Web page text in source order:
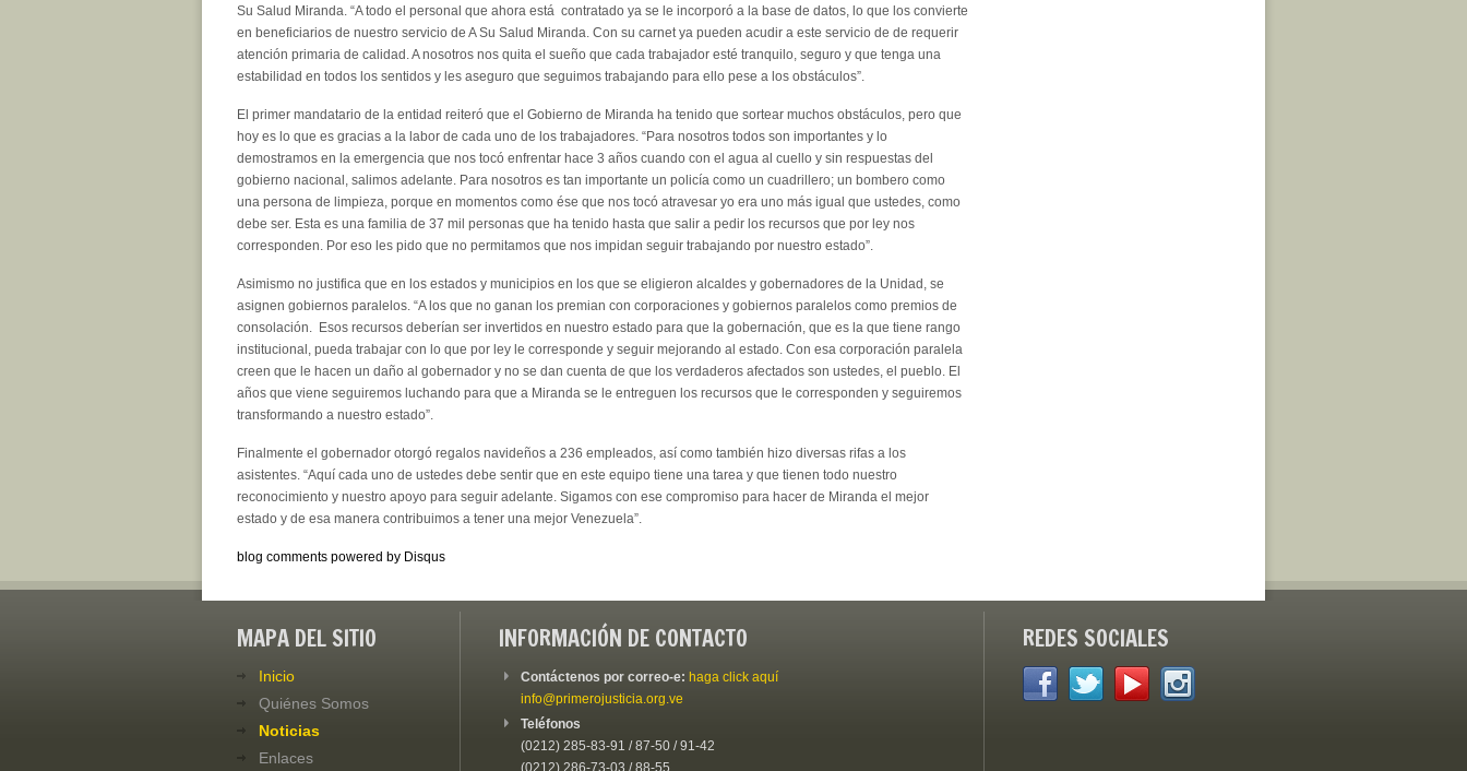
Su Salud Miranda. “A todo el personal que ahora está contratado ya se le incorporó a la base de datos, lo que los convierte
en beneficiarios de nuestro servicio de A Su Salud Miranda. Con su carnet ya pueden acudir a este servicio de de requerir
atención primaria de calidad. A nosotros nos quita el sueño que cada trabajador esté tranquilo, seguro y que tenga una
estabilidad en todos los sentidos y les aseguro que seguimos trabajando para ello pese a los obstáculos”.
El primer mandatario de la entidad reiteró que el Gobierno de Miranda ha tenido que sortear muchos obstáculos, pero que
hoy es lo que es gracias a la labor de cada uno de los trabajadores. “Para nosotros todos son importantes y lo
demostramos en la emergencia que nos tocó enfrentar hace 3 años cuando con el agua al cuello y sin respuestas del
gobierno nacional, salimos adelante. Para nosotros es tan importante un policía como un cuadrillero; un bombero como
una persona de limpieza, porque en momentos como ése que nos tocó atravesar yo era uno más igual que ustedes, como
debe ser. Esta es una familia de 37 mil personas que ha tenido hasta que salir a pedir los recursos que por ley nos
corresponden. Por eso les pido que no permitamos que nos impidan seguir trabajando por nuestro estado”.
Asimismo no justifica que en los estados y municipios en los que se eligieron alcaldes y gobernadores de la Unidad, se
asignen gobiernos paralelos. “A los que no ganan los premian con corporaciones y gobiernos paralelos como premios de
consolación. Esos recursos deberían ser invertidos en nuestro estado para que la gobernación, que es la que tiene rango
institucional, pueda trabajar con lo que por ley le corresponde y seguir mejorando al estado. Con esa corporación paralela
creen que le hacen un daño al gobernador y no se dan cuenta de que los verdaderos afectados son ustedes, el pueblo. El
años que viene seguiremos luchando para que a Miranda se le entreguen los recursos que le corresponden y seguiremos
transformando a nuestro estado”.
Finalmente el gobernador otorgó regalos navideños a 236 empleados, así como también hizo diversas rifas a los
asistentes. “Aquí cada uno de ustedes debe sentir que en este equipo tiene una tarea y que tienen todo nuestro
reconocimiento y nuestro apoyo para seguir adelante. Sigamos con ese compromiso para hacer de Miranda el mejor
estado y de esa manera contribuimos a tener una mejor Venezuela”.
blog comments powered by Disqus
MAPA DEL SITIO
Inicio
Quiénes Somos
Noticias
Enlaces
INFORMACIÓN DE CONTACTO
Contáctenos por correo-e: haga click aquí
info@primerojusticia.org.ve
Teléfonos
(0212) 285-83-91 / 87-50 / 91-42
(0212) 286-73-03 / 88-55
REDES SOCIALES